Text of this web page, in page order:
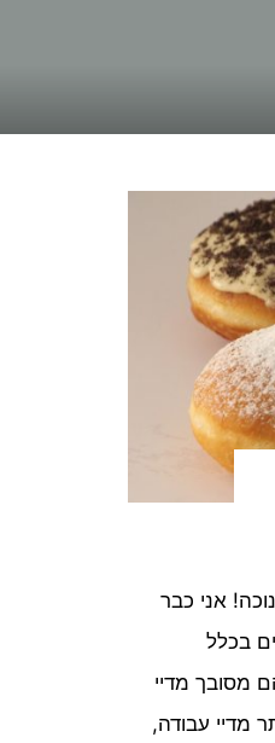
אני כבר
בכלל
מסובך מדיי
מדיי עבודה,